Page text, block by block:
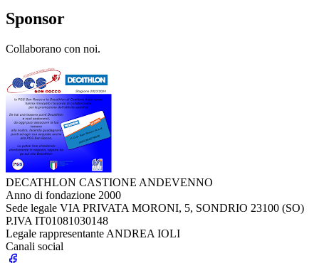
Sponsor
Collaborano con noi.
DECATHLON CASTIONE ANDEVENNO
Anno di fondazione 2000
Sede legale VIA PRIVATA MORONI, 5, SONDRIO 23100 (SO)
P.IVA IT01081030148
Legale rappresentante ANDREA IOLI
Canali social